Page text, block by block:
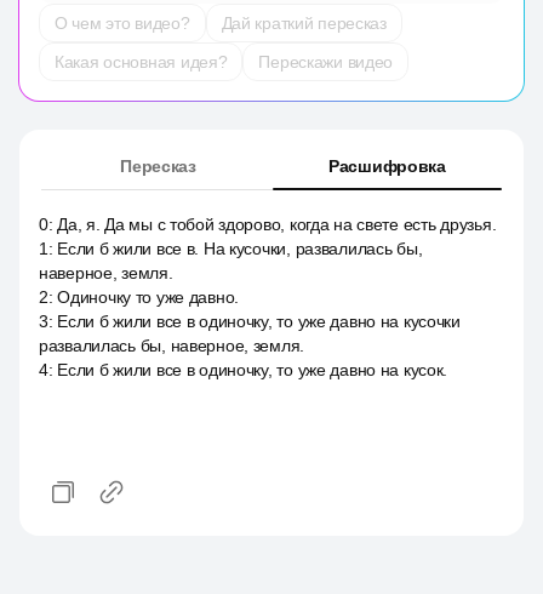
О чем это видео?
Дай краткий пересказ
Какая основная идея?
Перескажи видео
Пересказ Расшифровка
0: Да, я. Да мы с тобой здорово, когда на свете есть друзья.
1 : Если б жили все в. На кусочки, развалилась бы,
наверное, земля.
2:Одиночку то уже давно.
3: Если б жили все в одиночку, то уже давно на кусочки
развалилась бы, наверное, земля.
4: Если б жили все в одиночку, то уже давно на кусок.